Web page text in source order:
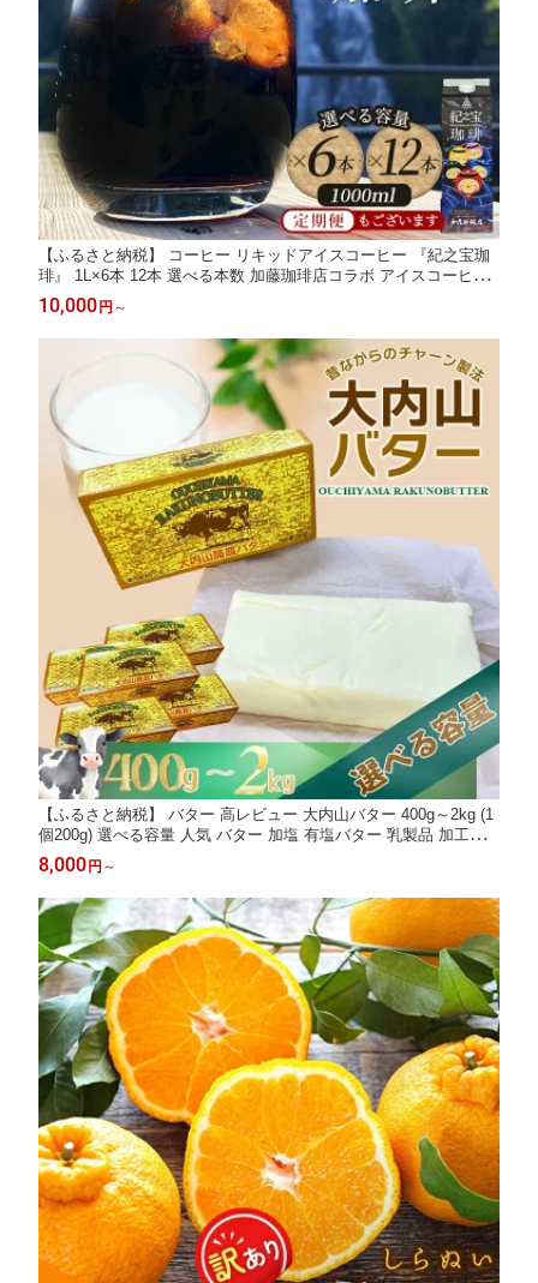
【ふるさと納税】 コーヒー リキッドアイスコーヒー 『紀之宝珈
琲』 1L×6本 12本 選べる本数 加藤珈琲店コラボ アイスコーヒー
珈琲 ドリンク 飲料 自家焙煎 無添加 無糖 無香料 ギフト プレゼン
ト 送料無料
10,000 円 ～
【ふるさと納税】 バター 高レビュー 大内山バター 400g～2kg (1
個200g) 選べる容量 人気 バター 加塩 有塩バター 乳製品 加工品
料理 材料 お菓子 お菓子作り パン トースト 冷蔵 クリーム 国産
三重県産 チャーン製法 大内山 送料無料
8,000 円 ～